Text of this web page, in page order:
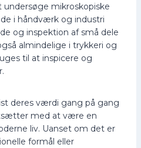
undersøge mikroskopiske
i håndværk og industri
og inspektion af små dele
almindelige i trykkeri og
til at inspicere og
deres værdi gang på gang
med at være en
liv. Uanset om det er
formål eller